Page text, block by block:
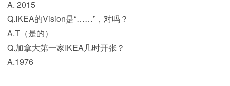
A. 2015
Q.IKEA的Vision是“……”，对吗？
A.T（是的）
Q.加拿大第一家IKEA几时开张？
A.1976